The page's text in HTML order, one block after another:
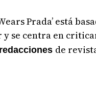
Prada’ está
y se centra en
redacciones de